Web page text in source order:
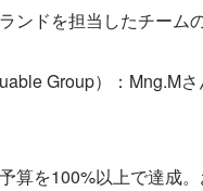
ンドを担当したチーム
Group）：Mng.M
算を100%以上で達成